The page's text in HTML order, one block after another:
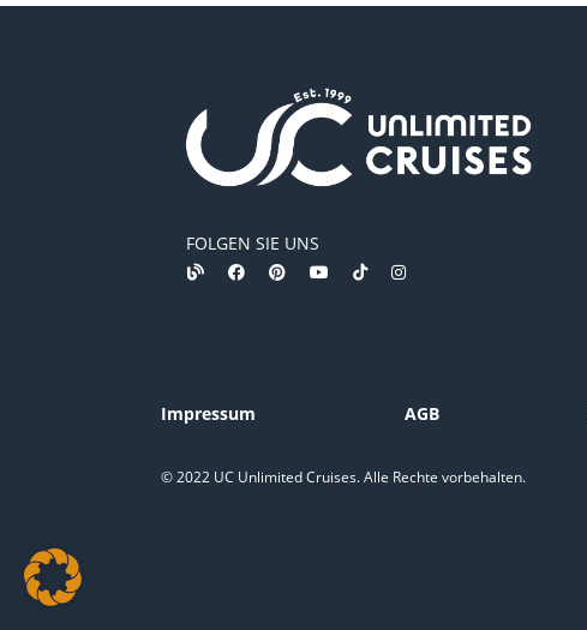
FOLGEN SIE UNS
Impressum AGB
© 2022 UC Unlimited Cruises. Alle Rechte vorbehalten.